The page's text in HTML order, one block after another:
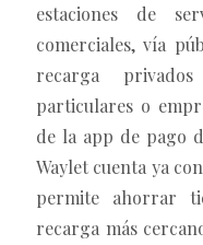
estaciones de
comerciales, vía
recarga
particulares o
de la app de pago
Waylet cuenta ya
permite ahorrar
recarga más